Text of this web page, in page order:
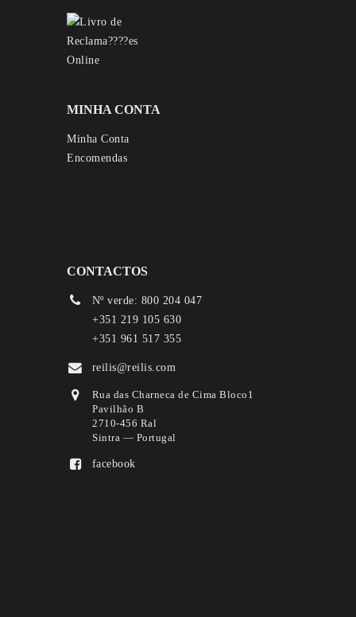
MINHA CONTA
Minha Conta
Encomendas
CONTACTOS
Nº verde: 800 204 047
+351 219 105 630
+351 961 517 355
reilis@reilis.com
Rua das Charneca de Cima Bloco1
Pavilhão B
2710-456 Ral
Sintra — Portugal
facebook